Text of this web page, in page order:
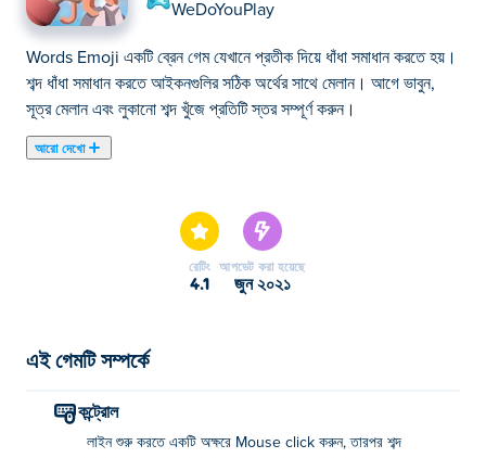
WeDoYouPlay
Words Emoji একটি ব্রেন গেম যেখানে প্রতীক দিয়ে ধাঁধা সমাধান করতে হয়।
শব্দ ধাঁধা সমাধান করতে আইকনগুলির সঠিক অর্থের সাথে মেলান। আগে ভাবুন,
সূত্র মেলান এবং লুকানো শব্দ খুঁজে প্রতিটি স্তর সম্পূর্ণ করুন।
আরো দেখো
রেটিং
4.1
আপডেট করা হয়েছে
জুন ২০২১
এই গেমটি সম্পর্কে
কন্ট্রোল
লাইন শুরু করতে একটি অক্ষরে Mouse click করুন, তারপর শব্দ